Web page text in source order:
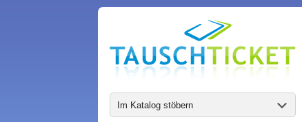
Im Katalog stöbern